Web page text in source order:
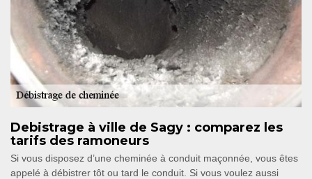
Debistrage à ville de Sagy : comparez les
tarifs des ramoneurs
Si vous disposez d’une cheminée à conduit maçonnée, vous êtes
appelé à débistrer tôt ou tard le conduit. Si vous voulez aussi